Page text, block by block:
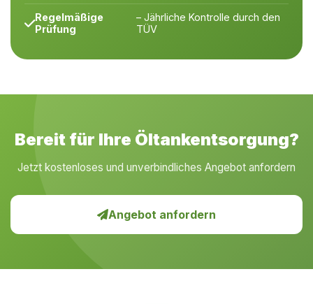
Regelmäßige
Prüfung
– Jährliche Kontrolle durch den
TÜV
Bereit für Ihre Öltankentsorgung?
Jetzt kostenloses und unverbindliches Angebot anfordern
Angebot anfordern